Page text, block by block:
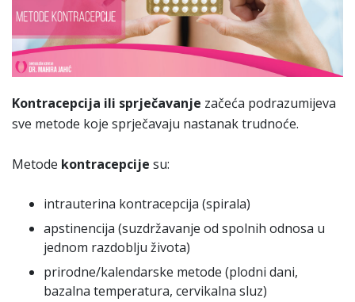
Kontracepcija ili sprječavanje začeća podrazumijeva
sve metode koje sprječavaju nastanak trudnoće.
Metode kontracepcije su:
intrauterina kontracepcija (spirala)
apstinencija (suzdržavanje od spolnih odnosa u
jednom razdoblju života)
prirodne/kalendarske metode (plodni dani,
bazalna temperatura, cervikalna sluz)